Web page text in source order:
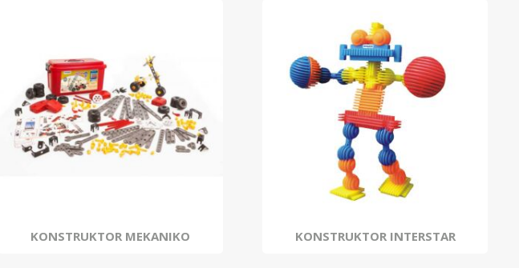
KONSTRUKTOR MEKANIKO KONSTRUKTOR INTERSTAR